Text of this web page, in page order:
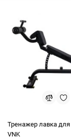
Тренажер лавка для
VNK